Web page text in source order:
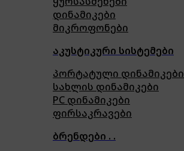
დინამიკები
მიკროფონები
აკუსტიკური სისტემები
პორტატული დინამიკები
სახლის დინამიკები
PC დინამიკები
ფირსაკრავები
ბრენდები . .